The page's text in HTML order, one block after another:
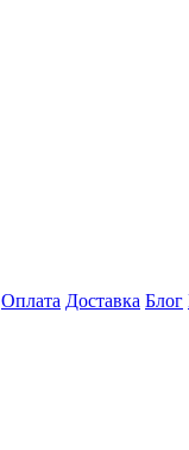
Оплата Доставка Блог